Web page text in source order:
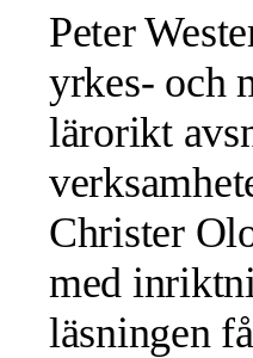
Peter
yrkes- och
lärorikt
Christer
med
läsningen